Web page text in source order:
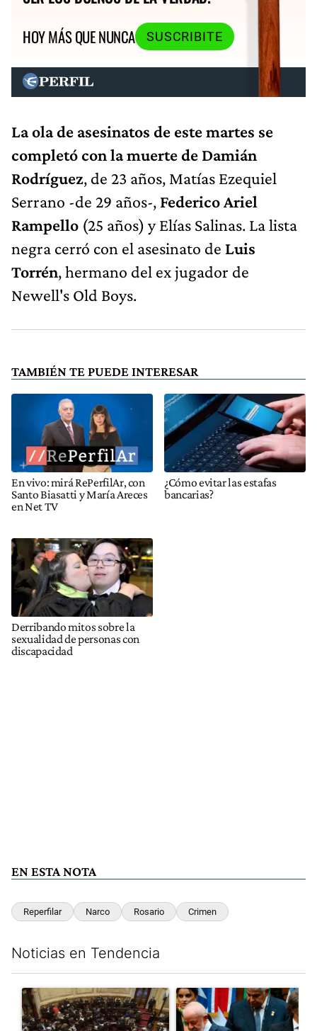
HOY MÁS QUE NUNCA
SUSCRIBITE
La ola de asesinatos de este martes se
completó con la muerte de Damián
Rodríguez, de 23 años, Matías Ezequiel
Serrano -de 29 años-, Federico Ariel
Rampello (25 años) y Elías Salinas. La lista
negra cerró con el asesinato de Luis
Torrén, hermano del ex jugador de
Newell's Old Boys.
TAMBIÉN TE PUEDE INTERESAR
En vivo: mirá RePerfilAr, con
Santo Biasatti y María Areces
en Net TV
¿Cómo evitar las estafas
bancarias?
Derribando mitos sobre la
sexualidad de personas con
discapacidad
EN ESTA NOTA
Reperfilar Narco Rosario Crimen
Noticias en Tendencia
Un artículo de tendencia con el título "El Senado dio media
Un artículo de tendencia con